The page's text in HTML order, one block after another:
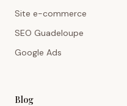
Site e-commerce
SEO Guadeloupe
Google Ads
Blog